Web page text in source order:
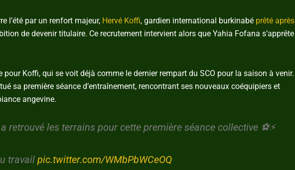
l’été par un renfort majeur, Hervé Koffi, gardien international burkinabé prêté après
de devenir titulaire. Ce recrutement intervient alors que Yahia Fofana s’apprête
pour Koffi, qui se voit déjà comme le dernier rempart du SCO pour la saison à venir.
sa première séance d’entraînement, rencontrant ses nouveaux coéquipiers et
angevine.
retrouvé les terrains pour cette première séance collective ⚽️⚡️
travail pic.twitter.com/WMbPbWCeOQ